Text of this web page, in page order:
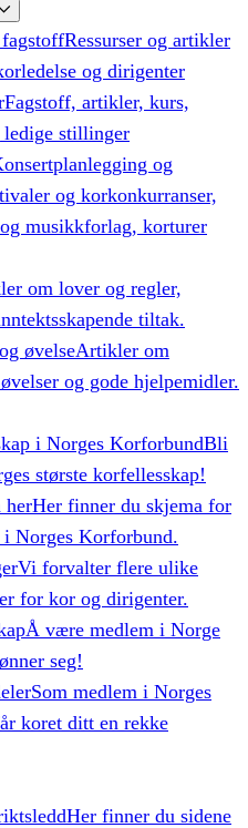
fagstoffRessurser og artikler
og dirigenter
Fagstoff, artikler, kurs,
ledige stillinger
og
og korkonkurranser,
musikkforlag, korturer
om lover og regler,
tiltak.
øvelseArtikler om
og gode hjelpemidler.
i Norges KorforbundBli
største korfellesskap!
herHer finner du skjema for
Norges Korforbund.
Vi forvalter flere ulike
for kor og dirigenter.
Å være medlem i Norge
seg!
Som medlem i Norges
koret ditt en rekke
Her finner du sidene